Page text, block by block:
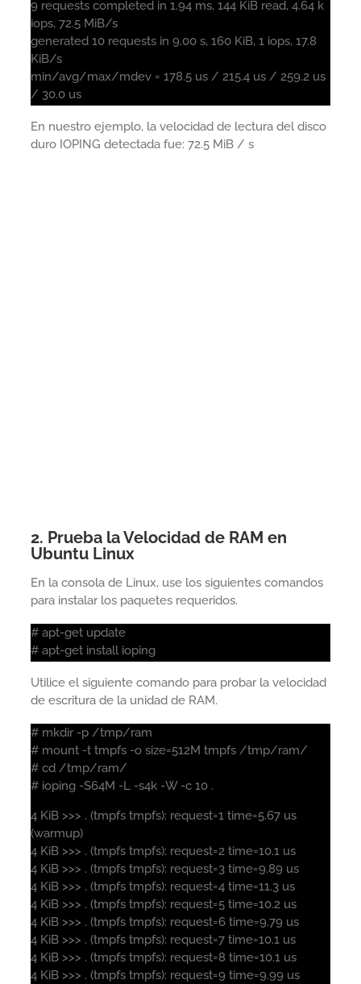
9 requests completed in 1.94 ms, 144 KiB read, 4.64 k
iops, 72.5 MiB/s
generated 10 requests in 9.00 s, 160 KiB, 1 iops, 17.8
KiB/s
min/avg/max/mdev = 178.5 us / 215.4 us / 259.2 us
/ 30.0 us
En nuestro ejemplo, la velocidad de lectura del disco
duro IOPING detectada fue: 72.5 MiB / s
2. Prueba la Velocidad de RAM en
Ubuntu Linux
En la consola de Linux, use los siguientes comandos
para instalar los paquetes requeridos.
# apt-get update
# apt-get install ioping
Utilice el siguiente comando para probar la velocidad
de escritura de la unidad de RAM.
# mkdir -p /tmp/ram
# mount -t tmpfs -o size=512M tmpfs /tmp/ram/
# cd /tmp/ram/
# ioping -S64M -L -s4k -W -c 10 .
4 KiB >>> . (tmpfs tmpfs): request=1 time=5.67 us
(warmup)
4 KiB >>> . (tmpfs tmpfs): request=2 time=10.1 us
4 KiB >>> . (tmpfs tmpfs): request=3 time=9.89 us
4 KiB >>> . (tmpfs tmpfs): request=4 time=11.3 us
4 KiB >>> . (tmpfs tmpfs): request=5 time=10.2 us
4 KiB >>> . (tmpfs tmpfs): request=6 time=9.79 us
4 KiB >>> . (tmpfs tmpfs): request=7 time=10.1 us
4 KiB >>> . (tmpfs tmpfs): request=8 time=10.1 us
4 KiB >>> . (tmpfs tmpfs): request=9 time=9.99 us